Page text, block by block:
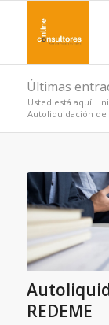
Últimas
Usted está aquí:
Autoliquidación de
REDEME